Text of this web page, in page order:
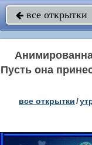
 все открытки
Пусть она
все открытки/